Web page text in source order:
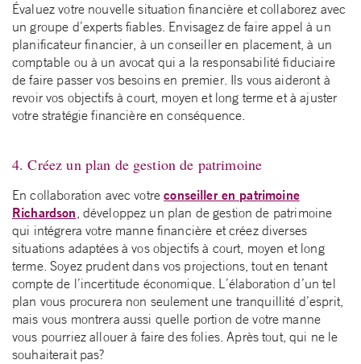
Évaluez votre nouvelle situation financière et collaborez avec
un groupe d’experts fiables. Envisagez de faire appel à un
planificateur financier, à un conseiller en placement, à un
comptable ou à un avocat qui a la responsabilité fiduciaire
de faire passer vos besoins en premier. Ils vous aideront à
revoir vos objectifs à court, moyen et long terme et à ajuster
votre stratégie financière en conséquence.
4. Créez un plan de gestion de patrimoine
En collaboration avec votreconseiller en patrimoine
Richardson, développez un plan de gestion de patrimoine
qui intégrera votre manne financière et créez diverses
situations adaptées à vos objectifs à court, moyen et long
terme. Soyez prudent dans vos projections, tout en tenant
compte de l’incertitude économique. L’élaboration d’un tel
plan vous procurera non seulement une tranquillité d’esprit,
mais vous montrera aussi quelle portion de votre manne
vous pourriez allouer à faire des folies. Après tout, qui ne le
souhaiterait pas?